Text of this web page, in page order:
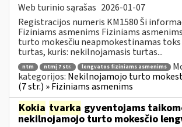
Web turinio sąrašas 2026-01-07
Registracijos numeris KM1580 Ši
Fiziniams asmenims Fiziniams
turto mokesčiu neapmokestinamas
turtas, kuris: nekilnojamasis turtas...
ntm ntmį 7 str. lengvatos fiziniams asmenims
kategorijos: Nekilnojamojo turto
(7 str.) » Fiziniams asmenims
Kokia tvarka gyventojams
nekilnojamojo turto mokesčio